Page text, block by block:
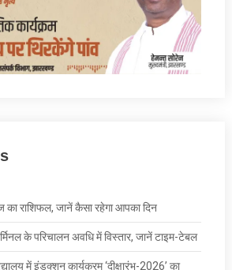
राशिफल, जानें कैसा रहेगा आपका दिन
के परिचालन अवधि में विस्तार, जानें टाइम-टेबल
में इंडक्शन कार्यक्रम ‘दीक्षारंभ-2026’ का